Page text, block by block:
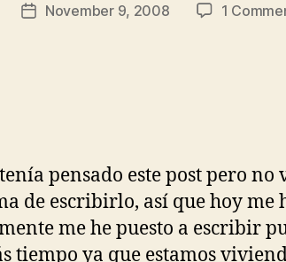
PostNovember 9, 2008 1
pensado este post pero no
de escribirlo, así que hoy me
me he puesto a escribir
tiempo ya que estamos